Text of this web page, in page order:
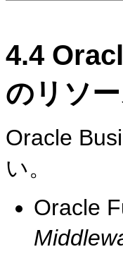
4.4
のリソ
Oracle
い。
Oracle